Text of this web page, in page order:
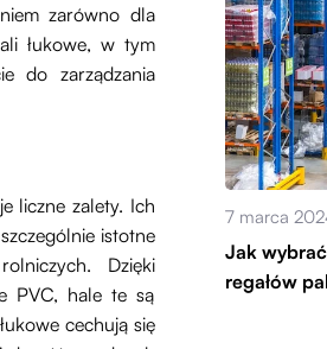
zarówno dla
łukowe, w tym
do zarządzania
liczne zalety. Ich
istotne
Dzięki
PVC, hale te są
cechują się
7 marca
Jak
regałów